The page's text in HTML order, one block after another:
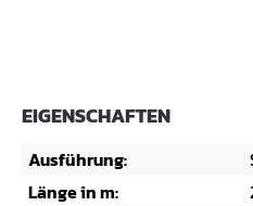
EIGENSCHAFTEN
Ausführung:
Länge in m: